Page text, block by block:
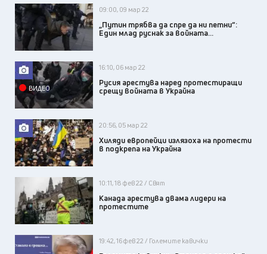
09:00, 09 мар 22
„Путин трябва да спре да ни петни“:
Един млад руснак за войната...
ВИДЕО
16:10, 06 мар 22
Русия арестува наред протестиращи
срещу войната в Украйна
20:56, 05 мар 22
Хиляди европейци излязоха на протести
в подкрепа на Украйна
10:11, 18 фев 22 / Свят
Канада арестува двама лидери на
протестите
19:42, 16 фев 22 / Големите кавички